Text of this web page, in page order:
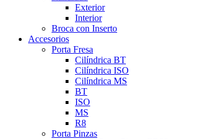
Exterior
Interior
Broca con Inserto
Accesorios
Porta Fresa
Cilíndrica BT
Cilíndrica ISO
Cilíndrica MS
BT
ISO
MS
R8
Porta Pinzas